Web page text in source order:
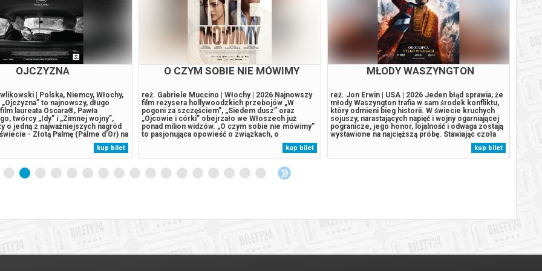
ODYSEJA
Nolan | USA, Wielka Brytania |
Nolan, który nakręcił takie filmy
oraz "Oppenheimer" jest znany z
się żadnego gatunku filmowego.
i nagrodzonym 7 Oscarami®
opowiadajacym historię
bomby atomowej, teraz
nad adaptacją "Odysei". To
Homera uznawana...
kup bilet
WSPÓLNOTA MIESZKANIOWA
„Wspólnota mieszkaniowa” powstała na podstawie
błyskotliwej i przewrotnej komedii Jiříego Havelki.
To pełen ciętych dialogów i okraszony dużą dawką
czeskiego humoru spektakl, będący studium
sąsiedzkich charakterów. W przedstawieniu w reż.
Leny Frankiewicz brawurowa gra aktorów tworzy
wybuchową mieszankę, a bohaterowie odsłaniają
swoje prawdziwe oblicza. To komediodramat
podszyty gogolowską nutą: „Z...
kup bilet
MŁODY WASZYNGTON
reż. Jon Erwin | USA | 2026 Jeden błąd sprawia, że
młody Waszyngton trafia w sam środek konfliktu,
który odmieni bieg historii. W świecie kruchych
sojuszy, narastających napięć i wojny ogarniającej
pogranicze, jego honor, lojalność i odwaga zostają
wystawione na najcięższą próbę. Stawiając czoła
niebezpiecznym przeciwnikom, Waszyngton musi
zmierzyć się nie tylko z wrogami, lecz także z
własnymi słabościami...
kup bilet